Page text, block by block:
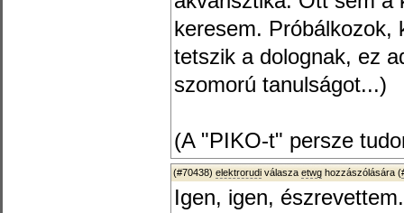
keresem. Próbálkozok,
tetszik a dolognak, ez
szomorú tanulságot...)
(A "PIKO-t" persze
(#70438) elektrorudi válasza etwg hozzászólására (
Igen, igen,